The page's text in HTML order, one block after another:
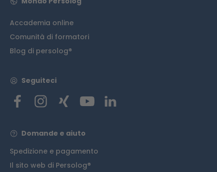
Accademia online
Comunità di formatori
Blog di persolog®
Seguiteci
Domande e aiuto
Spedizione e pagamento
Il sito web di Persolog®